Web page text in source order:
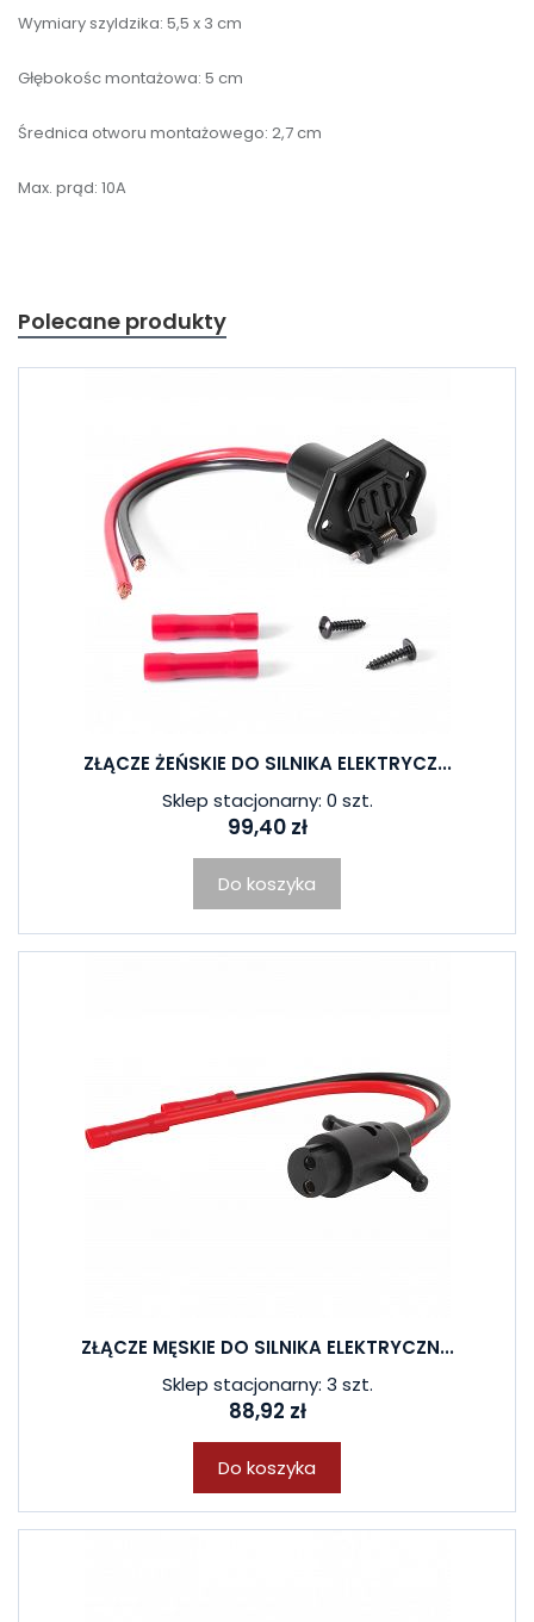
Wymiary szyldzika: 5,5 x 3 cm
Głębokośc montażowa: 5 cm
Średnica otworu montażowego: 2,7 cm
Max. prąd: 10A
Polecane produkty
ZŁĄCZE ŻEŃSKIE DO SILNIKA ELEKTRYCZ...
Sklep stacjonarny: 0 szt.
99,40 zł
Do koszyka
ZŁĄCZE MĘSKIE DO SILNIKA ELEKTRYCZN...
Sklep stacjonarny: 3 szt.
88,92 zł
Do koszyka